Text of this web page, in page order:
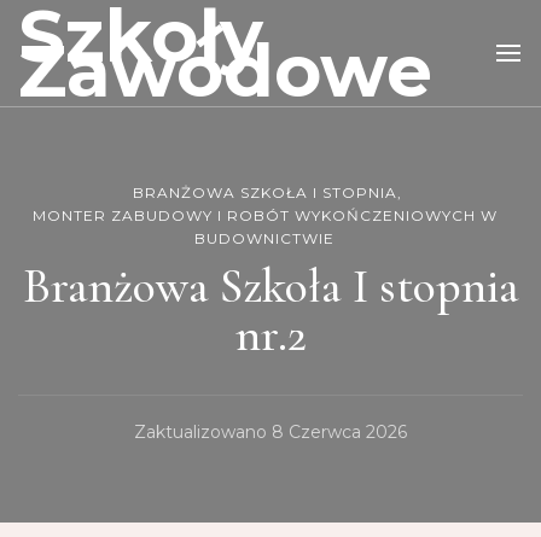
Szkoły
Zawodowe
BRANŻOWA SZKOŁA I STOPNIA
MONTER ZABUDOWY I ROBÓT WYKOŃCZENIOWYCH W
BUDOWNICTWIE
Branżowa Szkoła I stopnia
nr.2
Zaktualizowano 8 Czerwca 2026